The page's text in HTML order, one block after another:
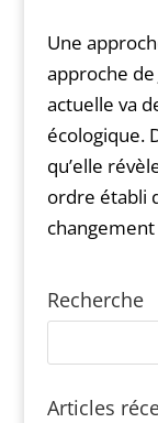
Une
approche
actuelle va
écologique.
qu’elle
ordre établi
changement
Recherche
Articles